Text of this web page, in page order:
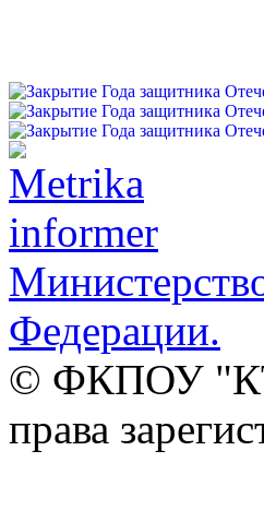
Федерации.
© ФКПОУ
права